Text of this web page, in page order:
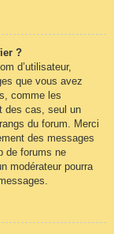
?
d’utilisateur,
que vous avez
comme les
des cas, seul un
du forum. Merci
des messages
de forums ne
modérateur pourra